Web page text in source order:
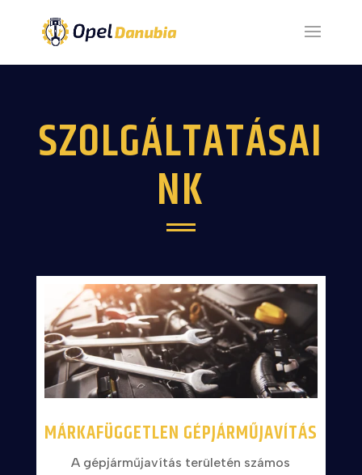
SZOLGÁLTATÁSAI
NK
MÁRKAFÜGGETLEN GÉPJÁRMŰJAVÍTÁS
A gépjárműjavítás területén számos